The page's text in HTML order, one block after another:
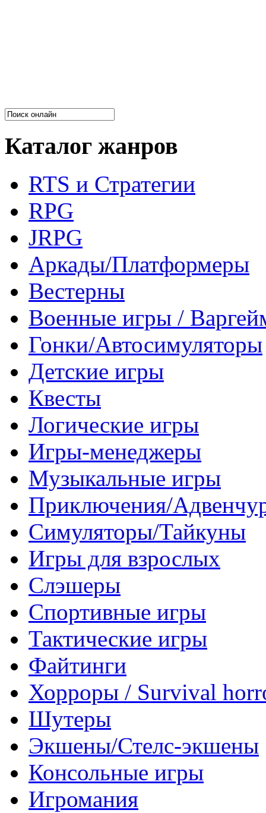
Каталог жанров
RTS и Стратегии
RPG
JRPG
Аркады/Платформеры
Вестерны
Военные игры /
Гонки/Автосимуляторы
Детские игры
Квесты
Логические игры
Игры-менеджеры
Музыкальные игры
Приключения/
Симуляторы/Тайкуны
Игры для взрослых
Слэшеры
Спортивные игры
Тактические игры
Файтинги
Хорроры / Survival
Шутеры
Экшены/Стелс-экшены
Консольные игры
Игромания